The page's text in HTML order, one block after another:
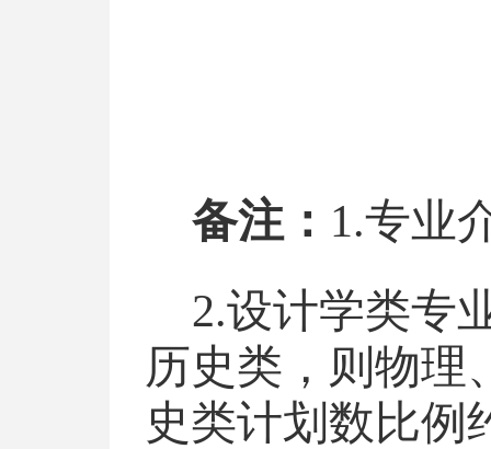
备注： 1.专业
2.设计学类专
历史类，则物理
史类计划数比例